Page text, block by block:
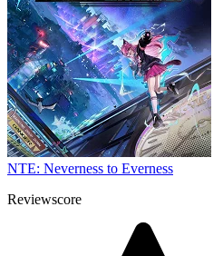
NTE: Neverness to Everness
Reviewscore